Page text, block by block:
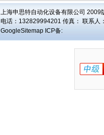
上海申思特自动化设备有限公司
电话：132829994201 传真： 联系人
GoogleSitemap ICP备: